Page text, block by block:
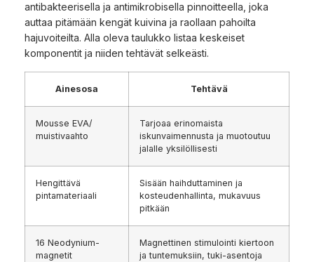
antibakteerisella ja antimikrobisella pinnoitteella, joka
auttaa pitämään kengät kuivina ja raollaan pahoilta
hajuvoiteilta. Alla oleva taulukko listaa keskeiset
komponentit ja niiden tehtävät selkeästi.
Ainesosa Tehtävä
Mousse EVA/
muistivaahto
Tarjoaa erinomaista
iskunvaimennusta ja muotoutuu
jalalle yksilöllisesti
Hengittävä
pintamateriaali
Sisään haihduttaminen ja
kosteudenhallinta, mukavuus
pitkään
16 Neodynium-
magnetit
Magnettinen stimulointi kiertoon
ja tuntemuksiin, tuki-asentoja